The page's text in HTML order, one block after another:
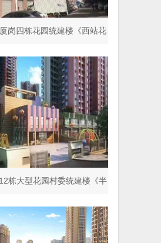
岗四栋花园统建楼《西站花
园》封闭式小区
栋大型花园村委统建楼《半
山名著》商品房同